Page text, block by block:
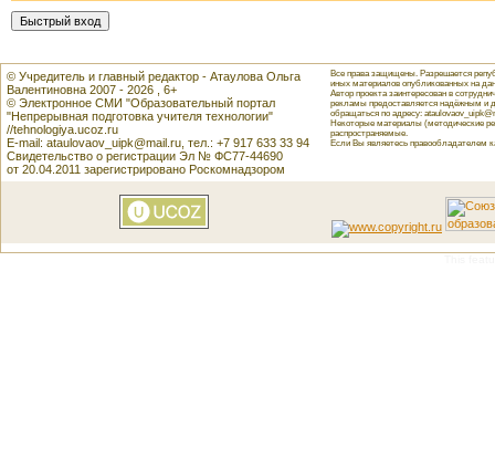
© Учредитель и главный редактор - Атаулова Ольга
Валентиновна 2007 - 2026 , 6+
© Электронное СМИ "Образовательный портал
"Непрерывная подготовка учителя технологии"
//tehnologiya.ucoz.ru
E-mail: ataulovaov_uipk@mail.ru, тел.: +7 917 633 33 94
Свидетельство о регистрации Эл № ФС77-44690
от 20.04.2011 зарегистрировано Роскомнадзором
Все права защищены. Разрешается
иных материалов опубликованных на
Автор проекта заинтересован в
рекламы предоставляется надёжным и
обращаться по адресу:
Некоторые материалы (методические
распространяемые.
Если Вы являетесь правообладателем